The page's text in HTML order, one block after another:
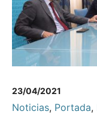
23/04/2021
Noticias, Portada,